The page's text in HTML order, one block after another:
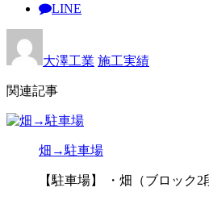
LINE
大澤工業 施工実績
関連記事
畑→駐車場
【駐車場】 ・畑（ブロッ